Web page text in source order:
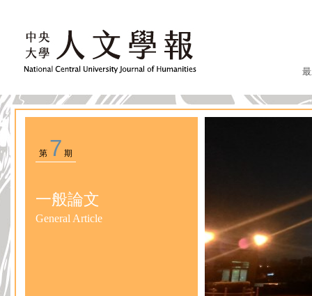
第 7 期
一般論文
General Article